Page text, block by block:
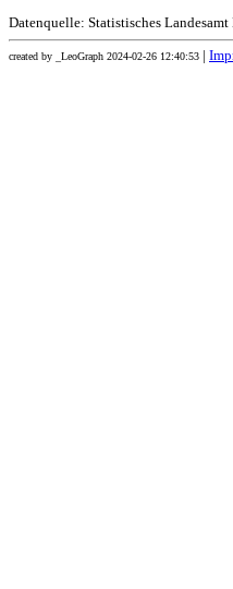
Datenquelle: Statistisches
created by _LeoGraph 2024-02-26 12:40:53